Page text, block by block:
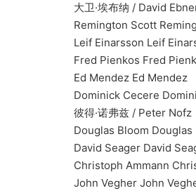
大卫·埃布纳 / David
Remington Scott
Leif Einarsson Leif
Fred Pienkos Fred
Ed Mendez Ed Mendez
Dominick Cecere
彼得·诺弗兹 / Peter Nofz
Douglas Bloom Douglas
David Seager David
Christoph Ammann
John Vegher John